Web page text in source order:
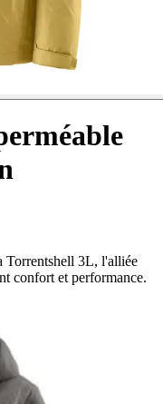
Torrentshell 3L, l'alliée
confort et performance.